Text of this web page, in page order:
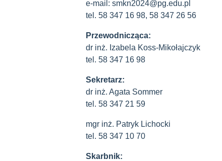
e-mail: smkn2024@pg.edu.pl
tel. 58 347 16 98, 58 347 26 56
Przewodnicząca:
dr inż. Izabela Koss-Mikołajczyk
tel. 58 347 16 98
Sekretarz:
dr inż. Agata Sommer
tel. 58 347 21 59
mgr inż. Patryk Lichocki
tel. 58 347 10 70
Skarbnik: